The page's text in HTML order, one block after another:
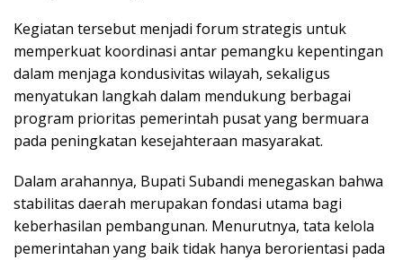
Kegiatan tersebut menjadi forum strategis untuk
memperkuat koordinasi antar pemangku kepentingan
dalam menjaga kondusivitas wilayah, sekaligus
menyatukan langkah dalam mendukung berbagai
program prioritas pemerintah pusat yang bermuara
pada peningkatan kesejahteraan masyarakat.
Dalam arahannya, Bupati Subandi menegaskan bahwa
stabilitas daerah merupakan fondasi utama bagi
keberhasilan pembangunan. Menurutnya, tata kelola
pemerintahan yang baik tidak hanya berorientasi pada